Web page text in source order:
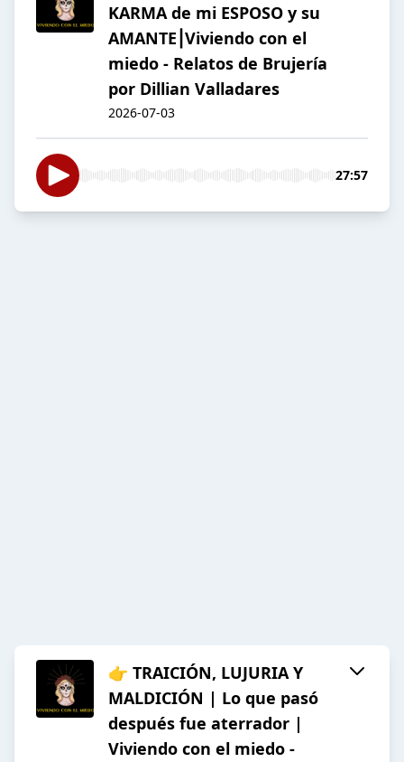
KARMA de mi ESPOSO y su
AMANTE⎮Viviendo con el
miedo - Relatos de Brujería
por Dillian Valladares
2026-07-03
27:57
👉 TRAICIÓN, LUJURIA Y
MALDICIÓN | Lo que pasó
después fue aterrador |
Viviendo con el miedo -